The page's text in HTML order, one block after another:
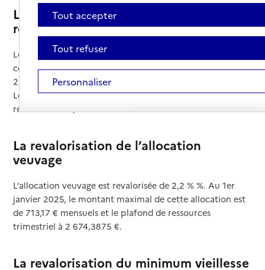
La revalorisation des pensions de
retraite et de réversion
Les pensions de retraite des régimes de base et du régime
complémentaire des indépendants sont revalorisées de
2,2% à partir du 1er janvier 2025,
Le minimum de la pension de réversion est aussi
revalorisé de 2,2 %.
La revalorisation de l’allocation
veuvage
L’allocation veuvage est revalorisée de 2,2 % %. Au 1er
janvier 2025, le montant maximal de cette allocation est
de 713,17 € mensuels et le plafond de ressources
trimestriel à 2 674,3875 €.
La revalorisation du minimum vieillesse
Tout accepter
Tout refuser
Personnaliser